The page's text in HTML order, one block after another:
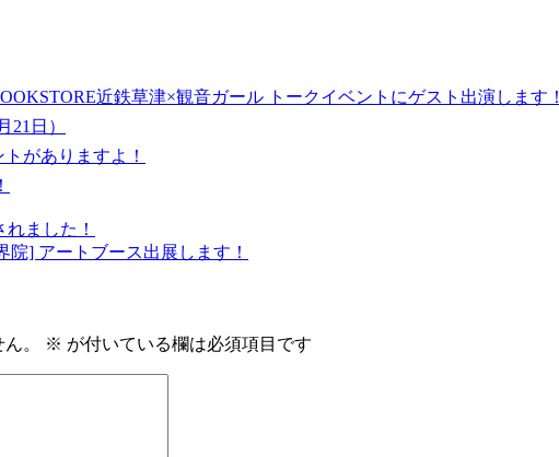
近鉄草津×観音ガール トークイベントにゲスト出演します！
日）
がありますよ！
ました！
院] アートブース出展します！
。 ※ が付いている欄は必須項目です